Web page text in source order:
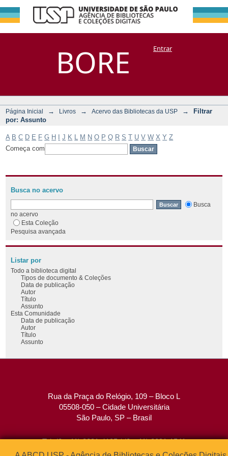
BORE
Filtrar por:
Assunto
DSpace/Manakin + CoriscoEntrar
Página Inicial → Livros → Acervo das Bibliotecas da USP →
Filtrar
por: Assunto
A B C D E F G H J K M N O P Q R S T U V W X Y Z
Começa com
Busca no acervo
Busca
no acervo
Esta Coleção
Pesquisa avançada
Listar por
Todo a biblioteca digital
Tipos de documento & Coleções
Data de publicação
Autor
Título
Assunto
Esta Comunidade
Data de publicação
Autor
Título
Assunto
Rua da Praça do Relógio, 109 – Bloco L
05508-050 – Cidade Universitária
São Paulo, SP – Brasil
Tel: (0xx11) 3091-4195 / (0xx11) 3091-1541
Fax: (0xx11) 3091-1567